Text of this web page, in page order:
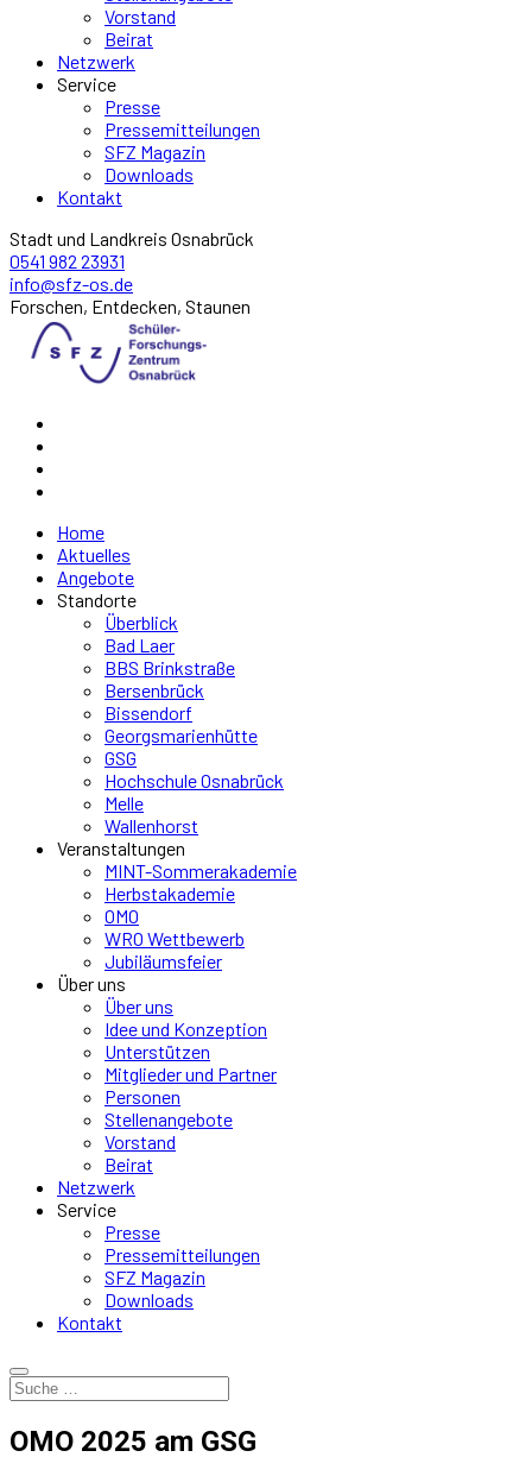
Vorstand
Beirat
Netzwerk
Service
Presse
Pressemitteilungen
SFZ Magazin
Downloads
Kontakt
Stadt und Landkreis Osnabrück
0541 982 23931
info@sfz-os.de
Forschen, Entdecken, Staunen
Home
Aktuelles
Angebote
Standorte
Überblick
Bad Laer
BBS Brinkstraße
Bersenbrück
Bissendorf
Georgsmarienhütte
GSG
Hochschule Osnabrück
Melle
Wallenhorst
Veranstaltungen
MINT-Sommerakademie
Herbstakademie
OMO
WRO Wettbewerb
Jubiläumsfeier
Über uns
Über uns
Idee und Konzeption
Unterstützen
Mitglieder und Partner
Personen
Stellenangebote
Vorstand
Beirat
Netzwerk
Service
Presse
Pressemitteilungen
SFZ Magazin
Downloads
Kontakt
OMO 2025 am GSG